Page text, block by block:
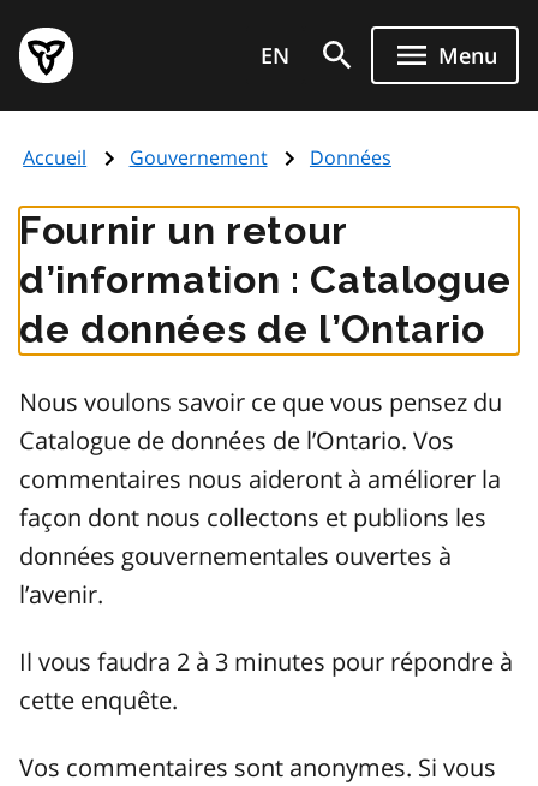
au
contenu
principal
Page
d'accueil
de
EN Menu
Accueil Gouvernement Données
Fournir un retour
d’information : Catalogue
de données de l’Ontario
Nous voulons savoir ce que vous pensez du
Catalogue de données de l’Ontario. Vos
commentaires nous aideront à améliorer la
façon dont nous collectons et publions les
données gouvernementales ouvertes à
l’avenir.
Il vous faudra 2 à 3 minutes pour répondre à
cette enquête.
Vos commentaires sont anonymes. Si vous